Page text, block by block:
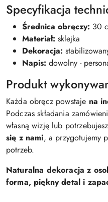
Specyfikacja
Średnica obręczy: 30
Materiał: sklejka
Dekoracja:
Napis: dowolny -
Produkt
Każda obręcz powstaje na
Podczas składania
własną wizję lub
się z nami, a przygotujemy
potrzeb.
Naturalna dekoracja z
forma, piękny detal i